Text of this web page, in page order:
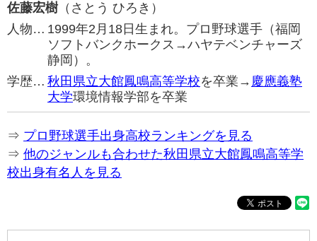
佐藤宏樹（さとう ひろき）
人物… 1999年2月18日生まれ。プロ野球選手（福岡
ソフトバンクホークス→ハヤテベンチャーズ
静岡）。
学歴… 秋田県立大館鳳鳴高等学校を卒業→ 慶應義塾
大学環境情報学部を卒業
⇒ プロ野球選手出身高校ランキングを見る
⇒ 他のジャンルも合わせた秋田県立大館鳳鳴高等学
校出身有名人を見る